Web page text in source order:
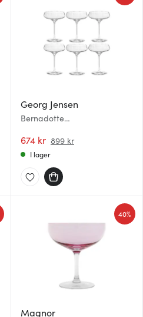
Georg Jensen
Bernadotte
6-pack kristall
674 kr 899 kr
I lager
Magnor
40%